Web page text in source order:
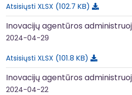
Atsisiųsti XLSX 102.7 KB
Inovacijų agentūros
2024-04-29
Atsisiųsti XLSX 101.8 KB
Inovacijų agentūros
2024-04-22